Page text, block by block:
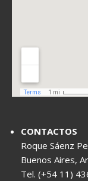
CONTACTOS
Roque Sáenz
Buenos Aires,
Tel. (+54